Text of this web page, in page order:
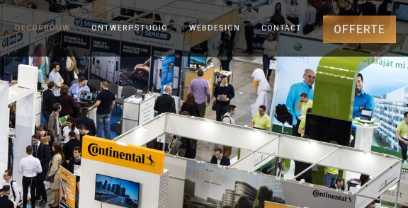
DECORBOUW ONTWERPSTUDIO WEBDESIGN CONTACT OFFERTE